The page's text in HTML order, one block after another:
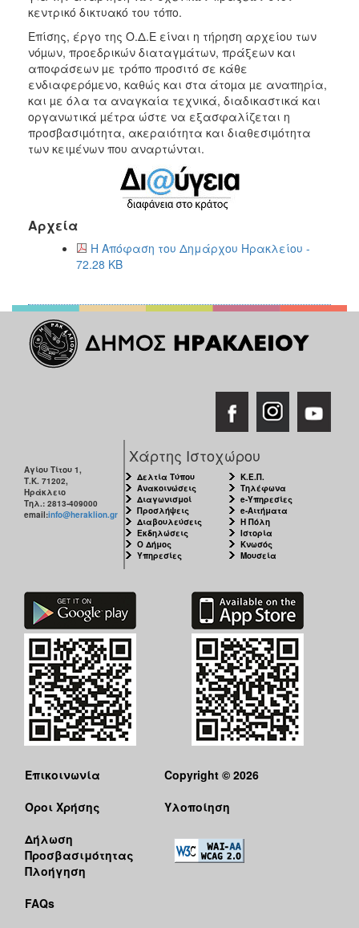
2010
2006
ΤΟΠΟΣ
ΑΝΘΕΚΤΙΚΗ
ΠΟΛΗ
κεντρικό δικτυακό του τόπο.
Επίσης, έργο της Ο.Δ.Ε είναι η τήρηση αρχείου των
νόµων, προεδρικών διαταγµάτων, πράξεων και
αποφάσεων µε τρόπο προσιτό σε κάθε
ενδιαφερόµενο, καθώς και στα άτοµα µε αναπηρία,
και µε όλα τα αναγκαία τεχνικά, διαδικαστικά και
οργανωτικά µέτρα ώστε να εξασφαλίζεται η
προσβασιµότητα, ακεραιότητα και διαθεσιµότητα
των κειµένων που αναρτώνται.
Αρχεία
Η Απόφαση του Δημάρχου Ηρακλείου -
72.28 KB
Αγίου Τίτου 1,
Τ.Κ. 71202,
Ηράκλειο
Τηλ.: 2813-409000
email:info@heraklion.gr
Χάρτης Ιστοχώρου
Δελτία Τύπου
Ανακοινώσεις
Διαγωνισμοί
Προσλήψεις
Διαβουλεύσεις
Εκδηλώσεις
Ο Δήμος
Υπηρεσίες
Κ.Ε.Π.
Τηλέφωνα
e-Υπηρεσίες
e-Αιτήματα
Η Πόλη
Ιστορία
Κνωσός
Μουσεία
Επικοινωνία
Όροι Χρήσης
Δήλωση
Προσβασιμότητας
Πλοήγηση
FAQs
Copyright © 2026
Υλοποίηση